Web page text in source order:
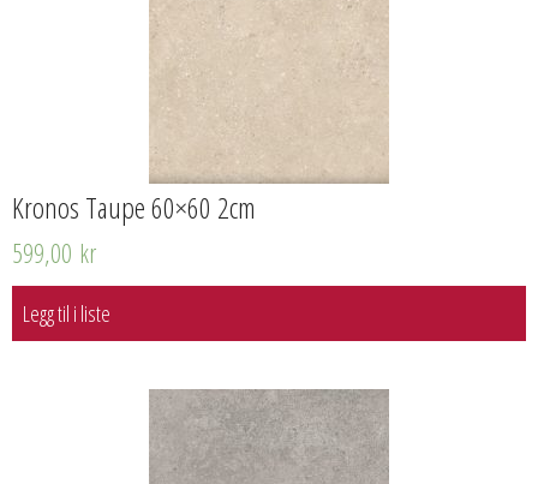
Kronos Taupe 60×60 2cm
599,00 kr
Legg til i liste